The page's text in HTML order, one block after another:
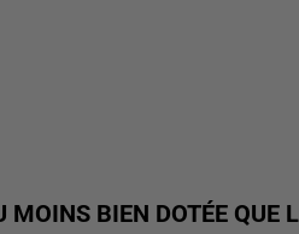
MOINS BIEN DOTÉE QUE